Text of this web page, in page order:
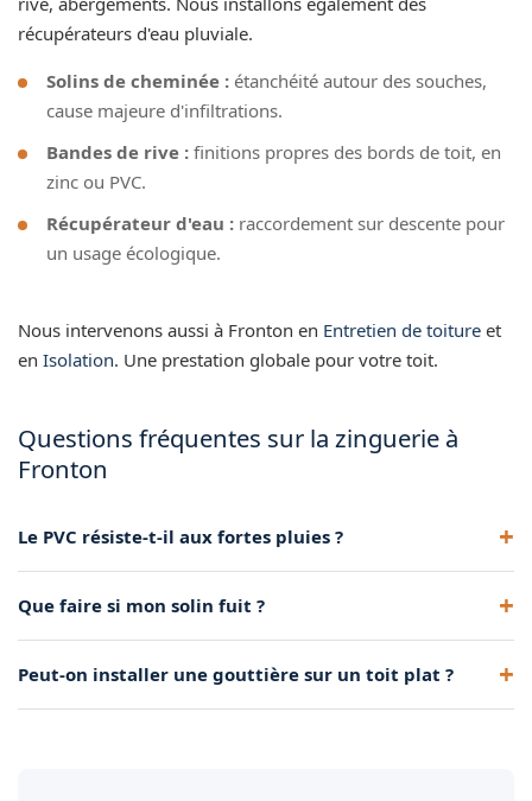
récupérateurs d'eau pluviale.
Solins de cheminée : étanchéité autour des souches,
cause majeure d'infiltrations.
Bandes de rive : finitions propres des bords de toit, en
zinc ou PVC.
Récupérateur d'eau : raccordement sur descente pour
un usage écologique.
Nous intervenons aussi à Fronton en Entretien de toiture et
en Isolation. Une prestation globale pour votre toit.
Questions fréquentes sur la zinguerie à
Fronton
Le PVC résiste-t-il aux fortes pluies ?
parfaitement les eaux de pluie.
Que faire si mon solin fuit ?
première cause d'infiltrations sur une toiture.
Peut-on installer une gouttière sur un toit plat ?